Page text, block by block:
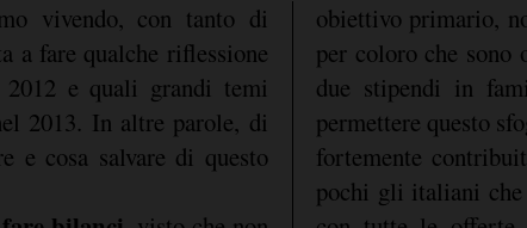
vivendo, con tanto di
a fare qualche riflessione
2012 e quali grandi temi
2013. In altre parole, di
e cosa salvare di questo
obiettivo primario,
per coloro che sono
due stipendi in
permettere questo
fortemente
pochi gli italiani